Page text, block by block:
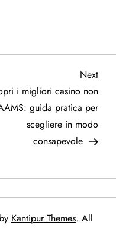
Next
Post
Next
i migliori casino non
guida pratica per
scegliere in modo
consapevole
Kantipur Themes. All